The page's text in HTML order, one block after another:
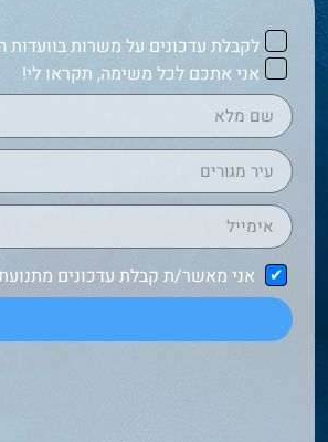
לקבלת עדכונים על משרות בוועדות
אני אתכם לכל משימה, תקראו לי!
אני מאשר/ת קבלת עדכונים